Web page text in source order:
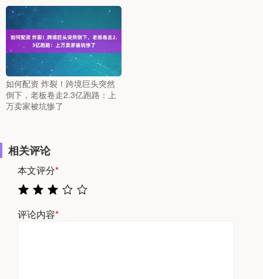
如何配资 炸裂！跨境巨头突然
倒下，老板卷走2.3亿跑路：上
万卖家被坑惨了
相关评论
本文评分*
评论内容*